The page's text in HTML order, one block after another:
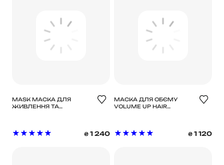
MASK МАСКА ДЛЯ
ЖИВЛЕННЯ ТА
₴ 1 240
МАСКА ДЛЯ ОБЄМУ
VOLUME UP HAIR
₴ 1 120